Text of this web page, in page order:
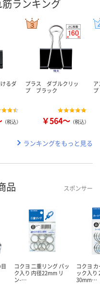
ランキング
るダ
（税込）
プラス ダブルクリッ
プ ブラック
￥564～ （税込）
ランキングをもっと見る
品 スポンサー
コクヨ 二重リング パッ
ク入り 内径22mm リ
ン-…
コクヨ
ック入り
30mm…